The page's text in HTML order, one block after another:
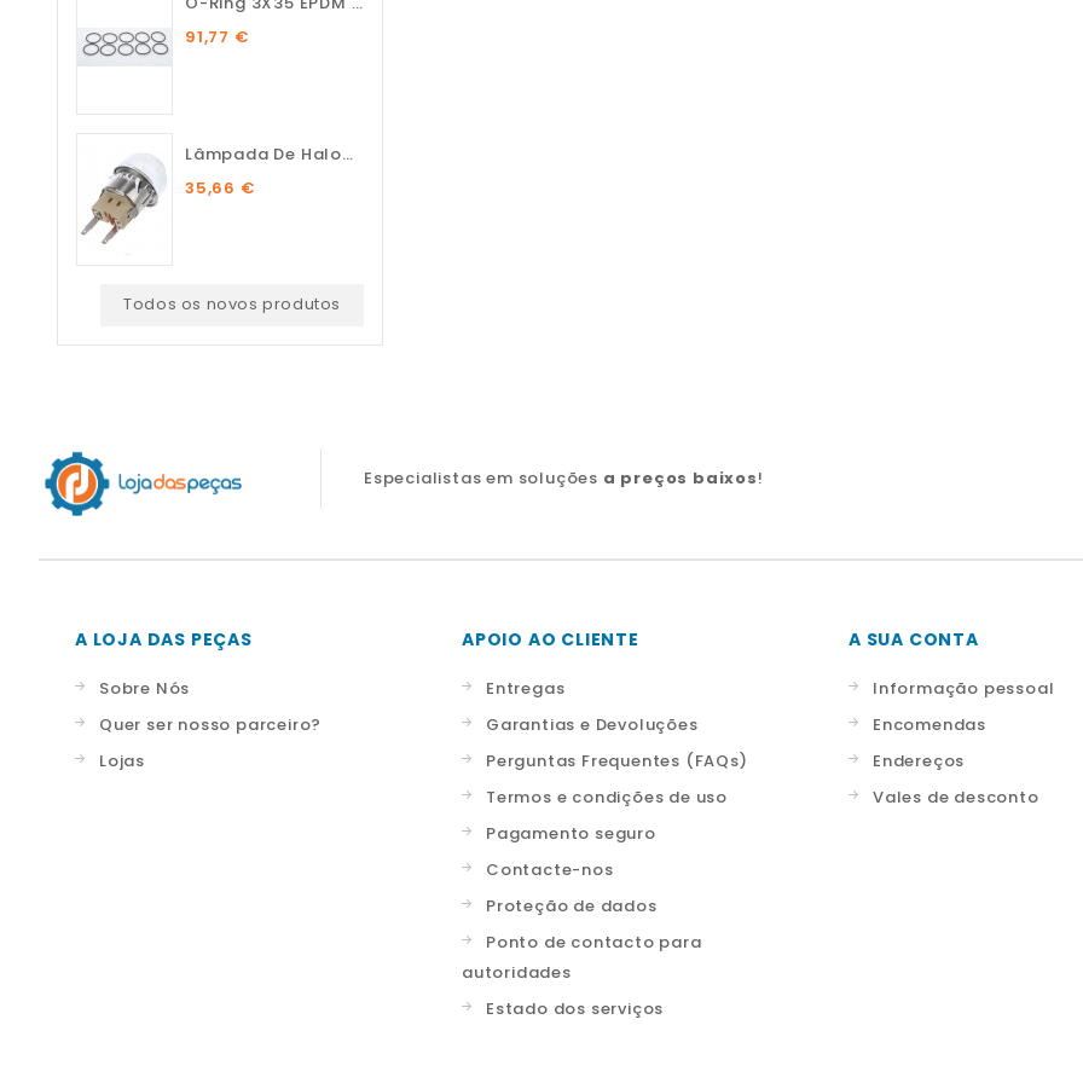
91,77 €
Lâmpada De Halogénio...
35,66 €
Todos os novos produtos
Especialistas em soluções a preços baixos!
A LOJA DAS PEÇAS
Sobre Nós
Quer ser nosso parceiro?
Lojas
APOIO AO CLIENTE
Entregas
Garantias e Devoluções
Perguntas Frequentes (FAQs)
Termos e condições de uso
Pagamento seguro
Contacte-nos
Proteção de dados
Ponto de contacto para
autoridades
Estado dos serviços
A SUA CONTA
Informação pessoal
Encomendas
Endereços
Vales de desconto